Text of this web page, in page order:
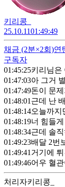
키리콩_
25.10.1101:49:49
채금 (2분×2회)연
구독자
01:45:25키리님은
01:47:03아 그거
01:47:49돈이 문
01:48:01 근데 난
01:48:14오늘까지
01:48:19너 힘들
01:48:34근데 솔
01:49:23배달 2번
01:49:41 거기에
01:49:46어우 혈
처리자키리콩_